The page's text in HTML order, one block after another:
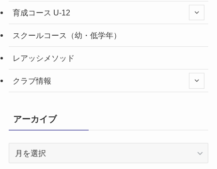
育成コース U-12
スクールコース（幼・低学年）
レアッシメソッド
クラブ情報
アーカイブ